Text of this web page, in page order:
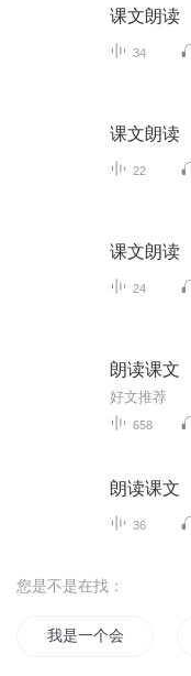
课文朗读
34
课文朗读
22
课文朗读
24
朗读课文
好文推荐
658
朗读课文
36
您是不是在找：
我是一个会读心的修